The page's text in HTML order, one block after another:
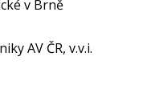
v Brně
AV ČR, v.v.i.